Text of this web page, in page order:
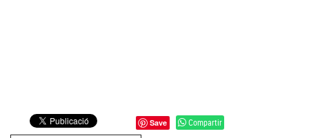
Save Compartir